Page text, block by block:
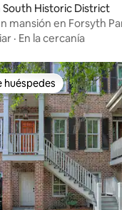
Historic District
mansión en Forsyth
· En la cercanía
preferido
huéspedes